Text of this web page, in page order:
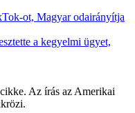
ot, Magyar odairányítja
a kegyelmi ügyet,
Az írás az Amerikai